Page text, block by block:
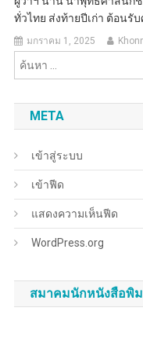
ทั่วไทย ส่งท้ายปีเก่า ต้อนรั
มกราคม 1, 2025
META
เข้าสู่ระบบ
เข้าฟีด
แสดงความเห็นฟีด
WordPress.org
สมาคมนักหนังสือพิ